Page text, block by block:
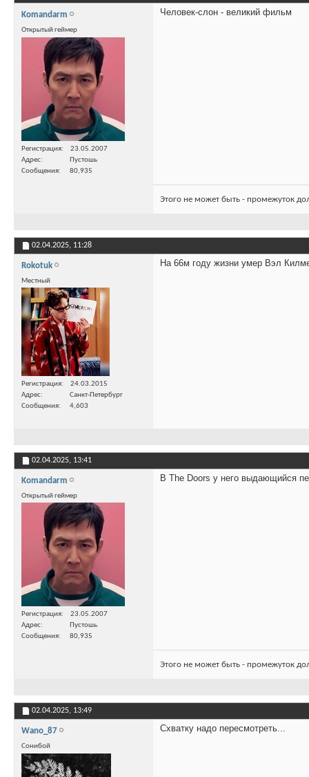
Komandarm
Открытый геймер
Регистрация
23.05.2007
Адрес
Пустошь
Сообщения
80,935
Человек-слон - великий фильм
Этого не может быть - промежуток
02.04.2025, 11:28
Rokotuk
Местный
Регистрация
24.03.2015
Адрес
Санкт-Петербург
Сообщения
4,603
На 66м году жизни умер Вэл
02.04.2025, 13:41
Komandarm
Открытый геймер
Регистрация
23.05.2007
Адрес
Пустошь
Сообщения
80,935
В The Doors у него выдающийся
Этого не может быть - промежуток
02.04.2025, 13:49
Wano_87
Сонибой
Схватку надо пересмотреть...